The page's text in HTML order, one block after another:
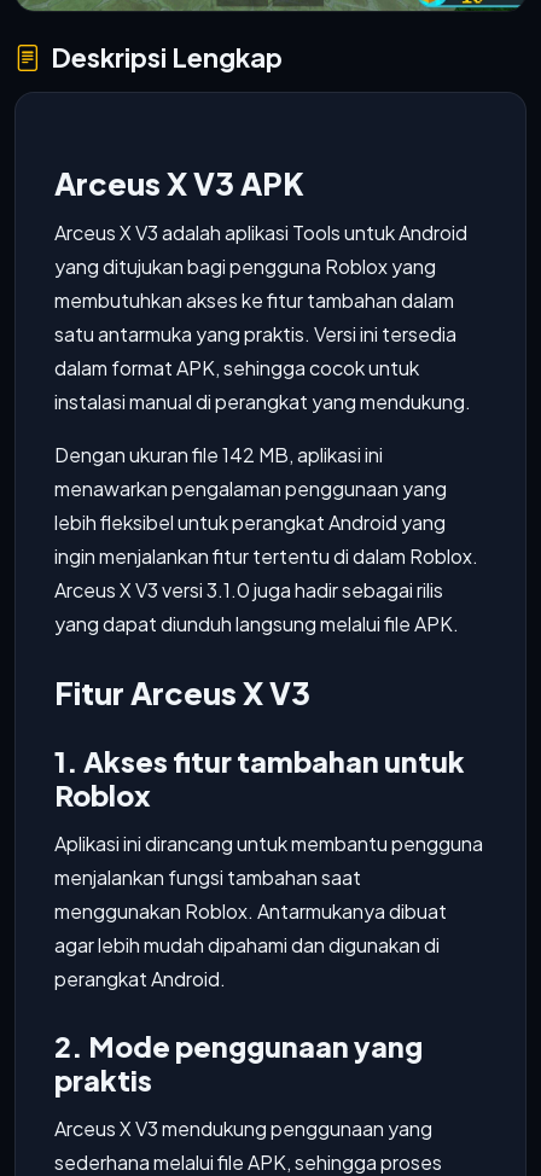
Deskripsi Lengkap
Arceus X V3 APK
Arceus X V3 adalah aplikasi Tools untuk Android
yang ditujukan bagi pengguna Roblox yang
membutuhkan akses ke fitur tambahan dalam
satu antarmuka yang praktis. Versi ini tersedia
dalam format APK, sehingga cocok untuk
instalasi manual di perangkat yang mendukung.
Dengan ukuran file 142 MB, aplikasi ini
menawarkan pengalaman penggunaan yang
lebih fleksibel untuk perangkat Android yang
ingin menjalankan fitur tertentu di dalam Roblox.
Arceus X V3 versi 3.1.0 juga hadir sebagai rilis
yang dapat diunduh langsung melalui file APK.
Fitur Arceus X V3
1. Akses fitur tambahan untuk
Roblox
Aplikasi ini dirancang untuk membantu pengguna
menjalankan fungsi tambahan saat
menggunakan Roblox. Antarmukanya dibuat
agar lebih mudah dipahami dan digunakan di
perangkat Android.
2. Mode penggunaan yang
praktis
Arceus X V3 mendukung penggunaan yang
sederhana melalui file APK, sehingga proses